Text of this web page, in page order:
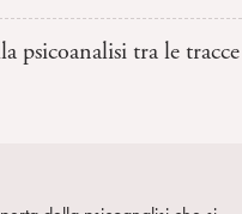
psicoanalisi tra le tracce